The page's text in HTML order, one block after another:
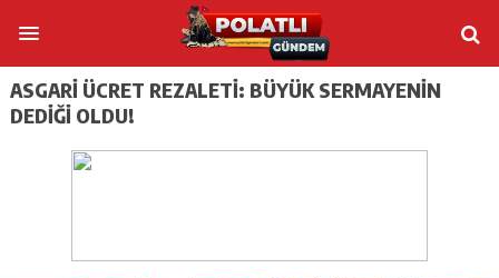
ASGARI ÜCRET REZALETI: BÜYÜK SERMAYENIN
DEDIĞI OLDU!